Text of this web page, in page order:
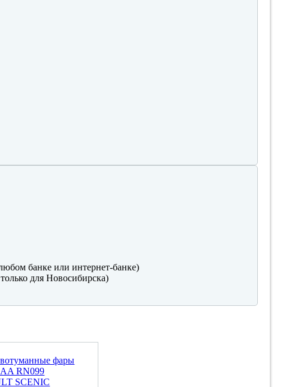
банке или интернет-банке)
для Новосибирска)